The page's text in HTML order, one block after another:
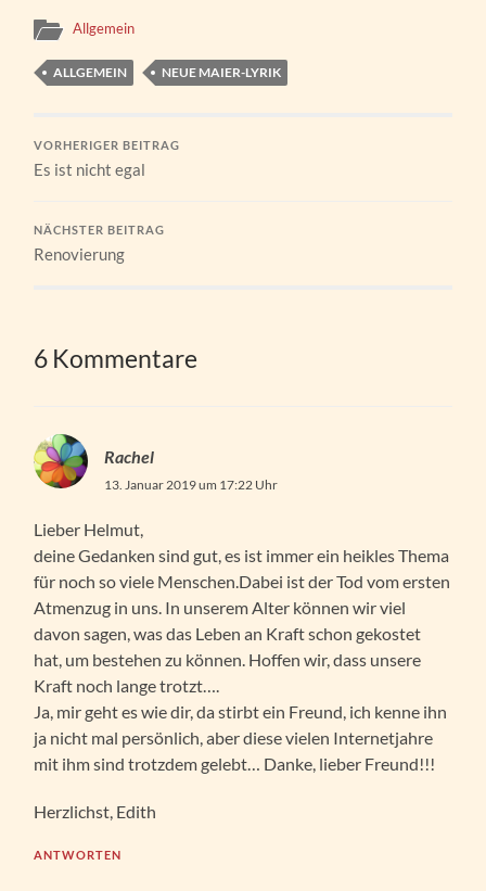
Allgemein
ALLGEMEIN NEUE MAIER-LYRIK
VORHERIGER BEITRAG
Es ist nicht egal
NÄCHSTER BEITRAG
Renovierung
6 Kommentare
Rachel
13. Januar 2019 um 17:22 Uhr
Lieber Helmut,
deine Gedanken sind gut, es ist immer ein heikles Thema
für noch so viele Menschen.Dabei ist der Tod vom ersten
Atmenzug in uns. In unserem Alter können wir viel
davon sagen, was das Leben an Kraft schon gekostet
hat, um bestehen zu können. Hoffen wir, dass unsere
Kraft noch lange trotzt….
Ja, mir geht es wie dir, da stirbt ein Freund, ich kenne ihn
ja nicht mal persönlich, aber diese vielen Internetjahre
mit ihm sind trotzdem gelebt… Danke, lieber Freund!!!
Herzlichst, Edith
ANTWORTEN